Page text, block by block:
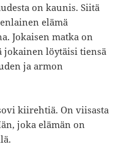
on kaunis. Siitä
elämä
Jokaisen matka on
jokainen löytäisi tiensä
ja armon
kiirehtiä. On viisasta
joka elämän on